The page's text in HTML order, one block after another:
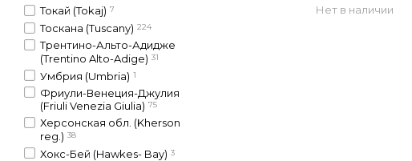
Нет в наличии
Токай (Tokaj) 7
Тоскана (Tuscany) 224
Трентино-Альто-Адидже
(Trentino Alto-Adige) 31
Умбрия (Umbria) 1
Фриули-Венеция-Джулия
(Friuli Venezia Giulia) 75
Херсонская обл. (Kherson
reg.) 38
Хокс-Бей (Hawkes- Bay) 3